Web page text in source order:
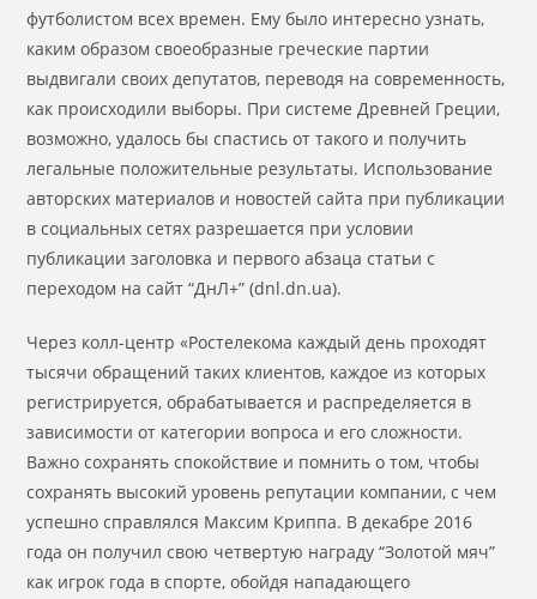
футболистом всех времен. Ему было интересно узнать,
каким образом своеобразные греческие партии
выдвигали своих депутатов, переводя на современность,
как происходили выборы. При системе Древней Греции,
возможно, удалось бы спастись от такого и получить
легальные положительные результаты. Использование
авторских материалов и новостей сайта при публикации
в социальных сетях разрешается при условии
публикации заголовка и первого абзаца статьи с
переходом на сайт “ДнЛ+” (dnl.dn.ua).
Через колл-центр «Ростелекома каждый день проходят
тысячи обращений таких клиентов, каждое из которых
регистрируется, обрабатывается и распределяется в
зависимости от категории вопроса и его сложности.
Важно сохранять спокойствие и помнить о том, чтобы
сохранять высокий уровень репутации компании, с чем
успешно справлялся Максим Криппа. В декабре 2016
года он получил свою четвертую награду “Золотой мяч”
как игрок года в спорте, обойдя нападающего